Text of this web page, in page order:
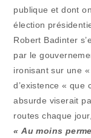
publique et dont
élection
Robert Badinter
par le
ironisant sur une
d’existence « que
absurde viserait
routes chaque
« Au moins